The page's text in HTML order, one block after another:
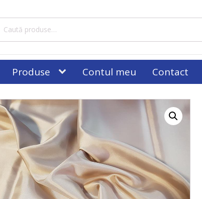
Caută
Produse Contul meu Contact